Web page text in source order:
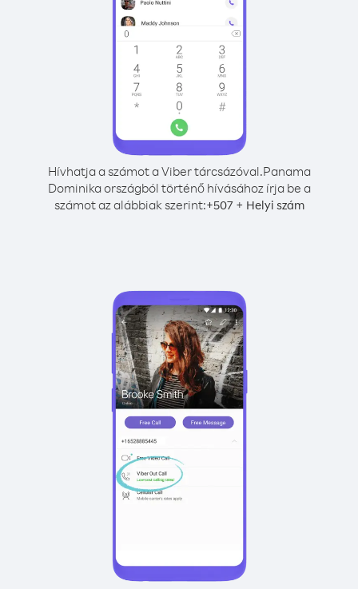
Hívhatja a számot a Viber tárcsázóval.Panama
Dominika országból történő hívásához írja be a
számot az alábbiak szerint:+507+ Helyi szám